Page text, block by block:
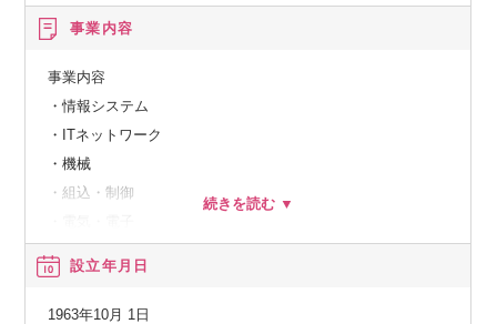
事業内容
事業内容
・情報システム
・ITネットワーク
・機械
・組込・制御
・プラント設備の各技術分野を網羅します。
・金融業における業務コンサル
設立年月日
1963年10月 1日